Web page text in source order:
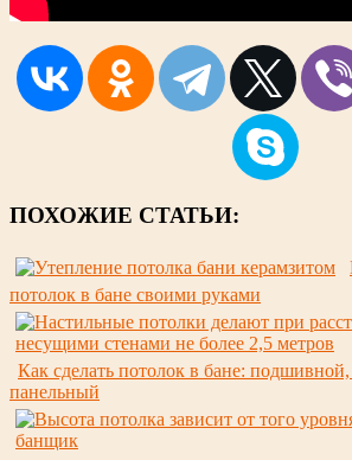
ПОХОЖИЕ СТАТЬИ:
потолок в бане своими руками
Как сделать потолок в бане:
панельный